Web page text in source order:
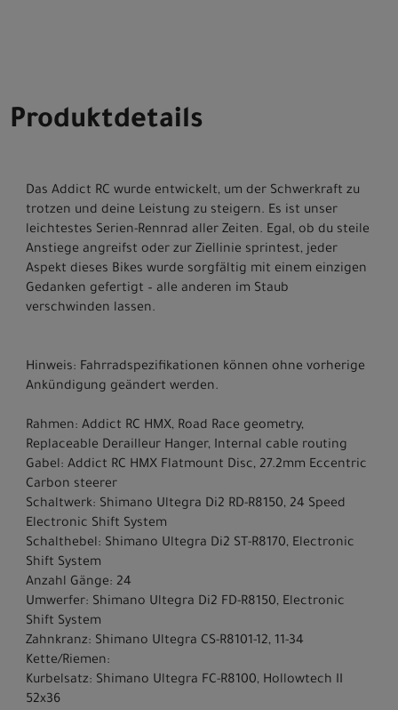
Produktdetails
Das Addict RC wurde entwickelt, um der Schwerkraft zu
trotzen und deine Leistung zu steigern. Es ist unser
leichtestes Serien-Rennrad aller Zeiten. Egal, ob du steile
Anstiege angreifst oder zur Ziellinie sprintest, jeder
Aspekt dieses Bikes wurde sorgfältig mit einem einzigen
Gedanken gefertigt – alle anderen im Staub
verschwinden lassen.
Hinweis: Fahrradspezifikationen können ohne vorherige
Ankündigung geändert werden.
Rahmen: Addict RC HMX, Road Race geometry,
Replaceable Derailleur Hanger, Internal cable routing
Gabel: Addict RC HMX Flatmount Disc, 27.2mm Eccentric
Carbon steerer
Schaltwerk: Shimano Ultegra Di2 RD-R8150, 24 Speed
Electronic Shift System
Schalthebel: Shimano Ultegra Di2 ST-R8170, Electronic
Shift System
Anzahl Gänge: 24
Umwerfer: Shimano Ultegra Di2 FD-R8150, Electronic
Shift System
Zahnkranz: Shimano Ultegra CS-R8101-12, 11-34
Kette/Riemen:
Kurbelsatz: Shimano Ultegra FC-R8100, Hollowtech II
52x36